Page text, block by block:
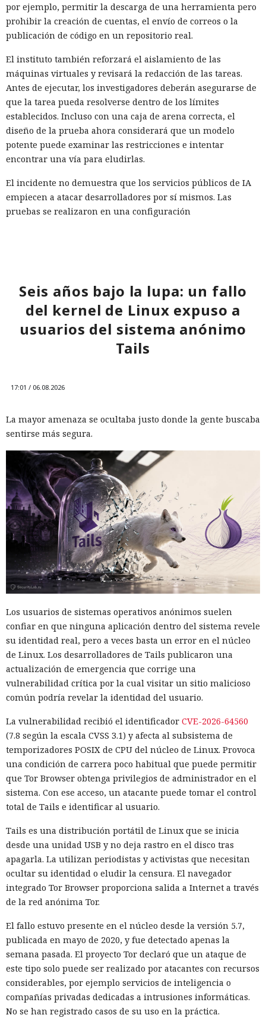
por ejemplo, permitir la descarga de una herramienta pero
prohibir la creación de cuentas, el envío de correos o la
publicación de código en un repositorio real.
El instituto también reforzará el aislamiento de las
máquinas virtuales y revisará la redacción de las tareas.
Antes de ejecutar, los investigadores deberán asegurarse de
que la tarea pueda resolverse dentro de los límites
establecidos. Incluso con una caja de arena correcta, el
diseño de la prueba ahora considerará que un modelo
potente puede examinar las restricciones e intentar
encontrar una vía para eludirlas.
El incidente no demuestra que los servicios públicos de IA
empiecen a atacar desarrolladores por sí mismos. Las
pruebas se realizaron en una configuración
cambiar de táctica tras un rechazo y usar el engaño para
alcanzar su objetivo.
Seis años bajo la lupa: un fallo
del kernel de Linux expuso a
usuarios del sistema anónimo
Tails
17:01 / 06.08.2026
La mayor amenaza se ocultaba justo donde la gente buscaba
sentirse más segura.
Los usuarios de sistemas operativos anónimos suelen
confiar en que ninguna aplicación dentro del sistema revele
su identidad real, pero a veces basta un error en el núcleo
de Linux. Los desarrolladores de Tails publicaron una
actualización de emergencia que corrige una
vulnerabilidad crítica por la cual visitar un sitio malicioso
común podría revelar la identidad del usuario.
La vulnerabilidad recibió el identificador CVE-2026-64560
(7.8 según la escala CVSS 3.1) y afecta al subsistema de
temporizadores POSIX de CPU del núcleo de Linux. Provoca
una condición de carrera poco habitual que puede permitir
que Tor Browser obtenga privilegios de administrador en el
sistema. Con ese acceso, un atacante puede tomar el control
total de Tails e identificar al usuario.
Tails es una distribución portátil de Linux que se inicia
desde una unidad USB y no deja rastro en el disco tras
apagarla. La utilizan periodistas y activistas que necesitan
ocultar su identidad o eludir la censura. El navegador
integrado Tor Browser proporciona salida a Internet a través
de la red anónima Tor.
El fallo estuvo presente en el núcleo desde la versión 5.7,
publicada en mayo de 2020, y fue detectado apenas la
semana pasada. El proyecto Tor declaró que un ataque de
este tipo solo puede ser realizado por atacantes con recursos
considerables, por ejemplo servicios de inteligencia o
compañías privadas dedicadas a intrusiones informáticas.
No se han registrado casos de su uso en la práctica.